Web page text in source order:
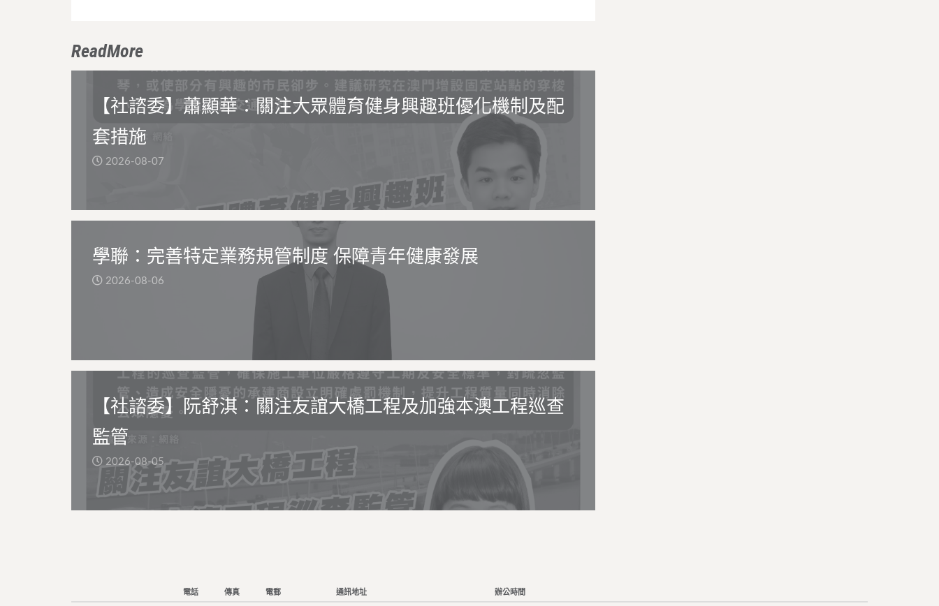
ReadMore
【社諮委】蕭顯華：關注大眾體育健身興趣班優化機制及配
套措施
2026-08-07
學聯：完善特定業務規管制度 保障青年健康發展
2026-08-06
【社諮委】阮舒淇：關注友誼大橋工程及加強本澳工程巡查
監管
2026-08-05
電話 傳真 電郵 通訊地址 辦公時間